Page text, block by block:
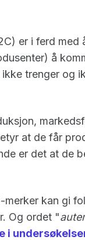
er i ferd
å
trenger og
at de får
er det at de
merker kan gi
Og ordet "
i